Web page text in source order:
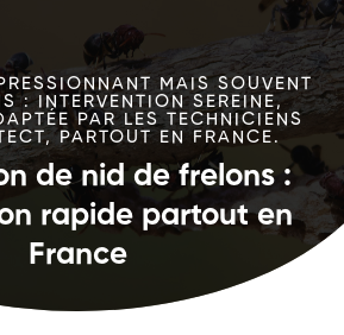
MAIS SOUVENT
: INTERVENTION SEREINE,
PAR LES TECHNICIENS
PARTOUT EN FRANCE.
de nid de frelons :
rapide partout en
France